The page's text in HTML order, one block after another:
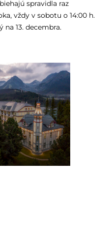
spravidla raz
vždy v sobotu o 14:00 h.
na 13. decembra.